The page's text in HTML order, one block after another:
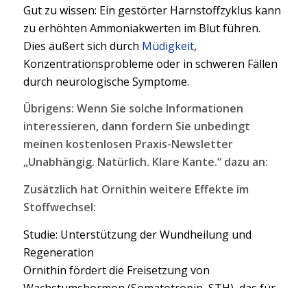
Gut zu wissen: Ein gestörter Harnstoffzyklus kann
zu erhöhten Ammoniakwerten im Blut führen.
Dies äußert sich durch Müdigkeit,
Konzentrationsprobleme oder in schweren Fällen
durch neurologische Symptome.
Übrigens: Wenn Sie solche Informationen
interessieren, dann fordern Sie unbedingt
meinen kostenlosen Praxis-Newsletter
„Unabhängig. Natürlich. Klare Kante.“ dazu an:
Zusätzlich hat Ornithin weitere Effekte im
Stoffwechsel:
Studie: Unterstützung der Wundheilung und
Regeneration
Ornithin fördert die Freisetzung von